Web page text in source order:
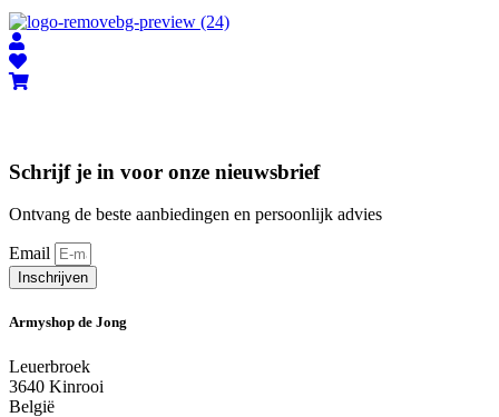
Schrijf je in voor onze nieuwsbrief
Ontvang de beste aanbiedingen en persoonlijk advies
Email
Inschrijven
Armyshop de Jong
Leuerbroek
3640 Kinrooi
België